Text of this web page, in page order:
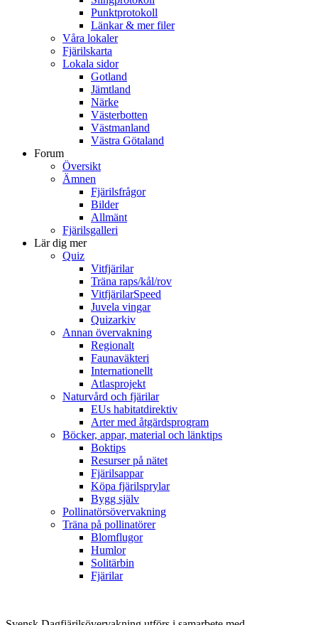
Punktprotokoll
Länkar & mer filer
Våra lokaler
Fjärilskarta
Lokala sidor
Gotland
Jämtland
Närke
Västerbotten
Västmanland
Västra Götaland
Forum
Översikt
Ämnen
Fjärilsfrågor
Bilder
Allmänt
Fjärilsgalleri
Lär dig mer
Quiz
Vitfjärilar
Träna raps/kål/rov
VitfjärilarSpeed
Juvela vingar
Quizarkiv
Annan övervakning
Regionalt
Faunaväkteri
Internationellt
Atlasprojekt
Naturvård och fjärilar
EUs habitatdirektiv
Arter med åtgärdsprogram
Böcker, appar, material och länktips
Boktips
Resurser på nätet
Fjärilsappar
Köpa fjärilsprylar
Bygg själv
Pollinatörsövervakning
Träna på pollinatörer
Blomflugor
Humlor
Solitärbin
Fjärilar